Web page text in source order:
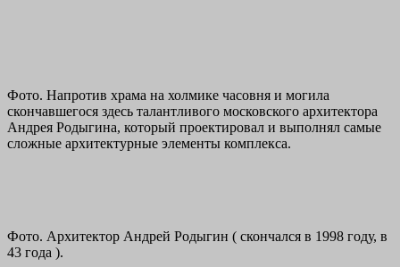
Фото. Напротив храма на холмике часовня и могила
скончавшегося здесь талантливого московского архитектора
Андрея Родыгина, который проектировал и выполнял самые
сложные архитектурные элементы комплекса.
Фото. Архитектор Андрей Родыгин ( скончался в 1998 году, в
43 года ).